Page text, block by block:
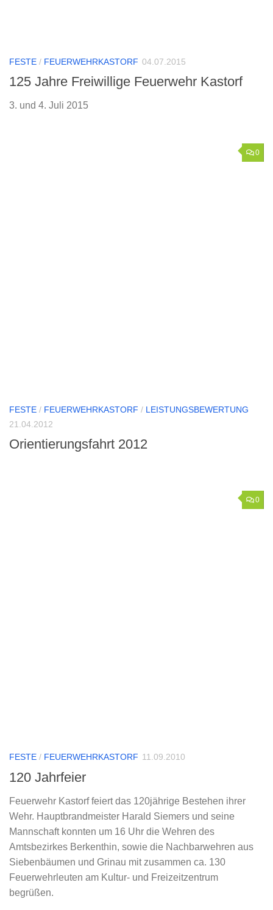
FESTE / FEUERWEHRKASTORF 04.07.2015
125 Jahre Freiwillige Feuerwehr Kastorf
3. und 4. Juli 2015
0
FESTE / FEUERWEHRKASTORF / LEISTUNGSBEWERTUNG
21.04.2012
Orientierungsfahrt 2012
0
FESTE / FEUERWEHRKASTORF 11.09.2010
120 Jahrfeier
Feuerwehr Kastorf feiert das 120jährige Bestehen ihrer
Wehr. Hauptbrandmeister Harald Siemers und seine
Mannschaft konnten um 16 Uhr die Wehren des
Amtsbezirkes Berkenthin, sowie die Nachbarwehren aus
Siebenbäumen und Grinau mit zusammen ca. 130
Feuerwehrleuten am Kultur- und Freizeitzentrum
begrüßen.